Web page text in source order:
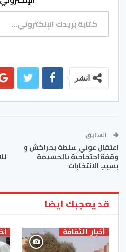
كتابة بريدك الإلكتروني...
انشر
السابق
اعتقال عوني سلطة بمراكش و
وقفة احتجاجية بالحسيمة
بسبب الانتخابات
قد يعجبك ايضا
أخبار الثقافة